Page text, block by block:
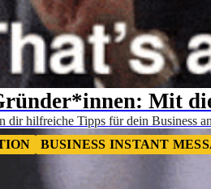
Mit
dir hilfreiche Tipps für dein Business
BUSINESS INSTANT